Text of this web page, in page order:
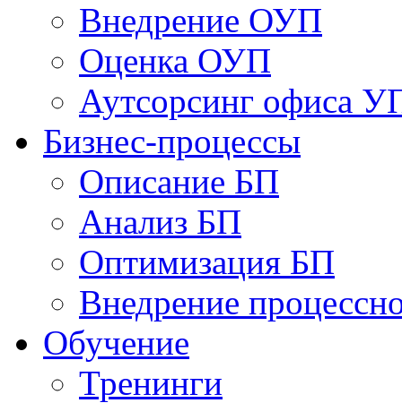
Bнедрение ОУП
Оценка ОУП
Аутсорсинг офиса
Бизнес-процессы
Описание БП
Анализ БП
Оптимизация БП
Внедрение
Обучениe
Тренинги